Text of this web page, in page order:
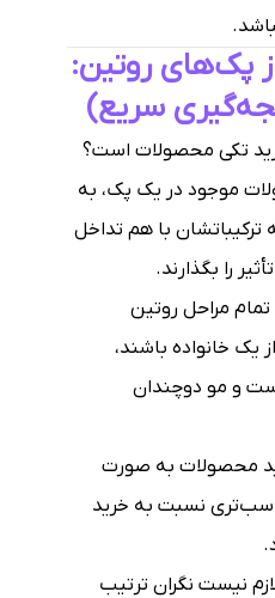
پک‌های روتین:
سریع)
تکی محصولات است؟
موجود در یک پک، به
ترکیباتشان با هم تداخل
را بگذارند.
مراحل روتین
یک خانواده باشند،
و مو دوچندان
محصولات به صورت
نسبت به خرید
نیست نگران ترتیب